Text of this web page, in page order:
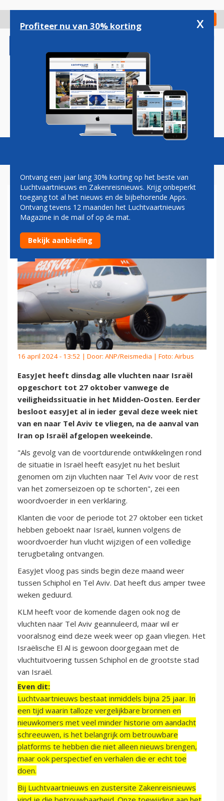
gaan
Check in
Magazine Podcasts Vacatures
EASYJET NOG HALF JAAR
LANGER NIET NAAR ISRAËL
16 april 2024 - 13:52 | Door: ANP/Reismedia | Foto: Airbus
EasyJet heeft dinsdag alle vluchten naar Israël
opgeschort tot 27 oktober vanwege de
veiligheidssituatie in het Midden-Oosten. Eerder
besloot easyJet al in ieder geval deze week niet
van en naar Tel Aviv te vliegen, na de aanval van
Iran op Israël afgelopen weekeinde.
"Als gevolg van de voortdurende ontwikkelingen rond
de situatie in Israël heeft easyJet nu het besluit
genomen om zijn vluchten naar Tel Aviv voor de rest
van het zomerseizoen op te schorten", zei een
woordvoerder in een verklaring.
Klanten die voor de periode tot 27 oktober een ticket
hebben geboekt naar Israël, kunnen volgens de
woordvoerder hun vlucht wijzigen of een volledige
terugbetaling ontvangen.
EasyJet vloog pas sinds begin deze maand weer
tussen Schiphol en Tel Aviv. Dat heeft dus amper twee
weken geduurd.
KLM heeft voor de komende dagen ook nog de
vluchten naar Tel Aviv geannuleerd, maar wil er
vooralsnog eind deze week weer op gaan vliegen. Het
Israëlische El Al is gewoon doorgegaan met de
vluchtuitvoering tussen Schiphol en de grootste stad
van Israël.
Even dit:
Luchtvaartnieuws bestaat inmiddels bijna 25 jaar. In
een tijd waarin talloze vergelijkbare bronnen en
nieuwkomers met veel minder historie om aandacht
schreeuwen, is het belangrijk om betrouwbare
platforms te hebben die niet alleen nieuws brengen,
maar ook perspectief en verhalen die er echt toe
doen.
Bij Luchtvaartnieuws en zustersite Zakenreisnieuws
Profiteer nu van 30% korting x
Ontvang een jaar lang 30% korting op het beste van
Luchtvaartnieuws en Zakenreisnieuws. Krijg onbeperkt
toegang tot al het nieuws en de bijbehorende Apps.
Ontvang tevens 12 maanden het Luchtvaartnieuws
Magazine in de mail of op de mat.
Bekijk aanbieding